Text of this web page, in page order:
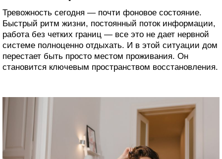
Тревожность сегодня — почти фоновое состояние.
Быстрый ритм жизни, постоянный поток информации,
работа без четких границ — все это не дает нервной
системе полноценно отдыхать. И в этой ситуации дом
перестает быть просто местом проживания. Он
становится ключевым пространством восстановления.